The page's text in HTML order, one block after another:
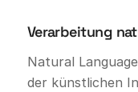
Verarbeitung
Natural
der künstlichen